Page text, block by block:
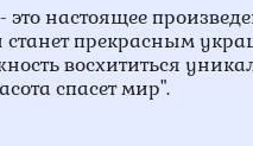
настоящее
станет прекрасным
восхититься
спасет мир".